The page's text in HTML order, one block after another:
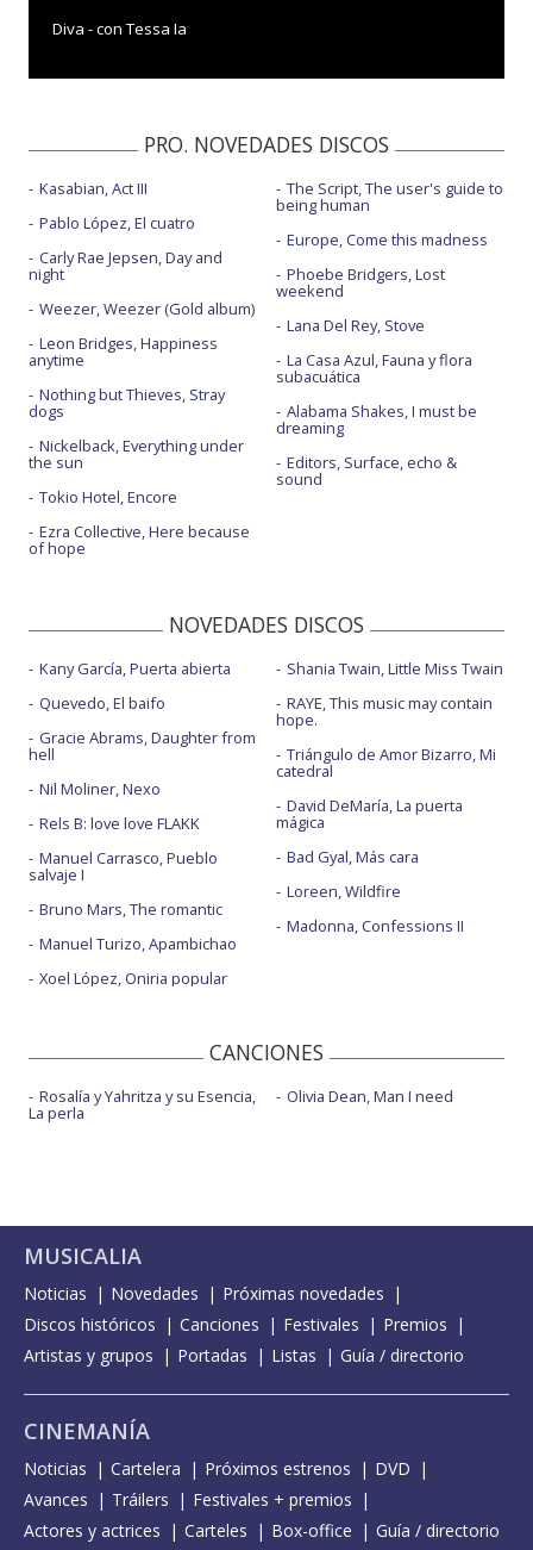
Diva - con Tessa Ia
Histéricos - con Leiva
Lo bailado
Lo que se va - con Andrés Cepeda
Mr. Carisma
N.I.T. - con Mikel Izal
Nada para ti - con Francisca Valenzuela
No dirás - con Ximena Sariñana
Nostalgia
Ojos diamante
Para la eternidad - con Leonel García y Jonaz
Temes
Una vez más
Viendo vemos - con Caloncho
PRO. NOVEDADES DISCOS
Kasabian, Act III
Pablo López, El cuatro
Carly Rae Jepsen, Day and
night
Weezer, Weezer (Gold album)
Leon Bridges, Happiness
anytime
Nothing but Thieves, Stray
dogs
Nickelback, Everything under
the sun
Tokio Hotel, Encore
Ezra Collective, Here because
of hope
The Script, The user's guide to
being human
Europe, Come this madness
Phoebe Bridgers, Lost
weekend
Lana Del Rey, Stove
La Casa Azul, Fauna y flora
subacuática
Alabama Shakes, I must be
dreaming
Editors, Surface, echo &
sound
NOVEDADES DISCOS
Kany García, Puerta abierta
Quevedo, El baifo
Gracie Abrams, Daughter from
hell
Nil Moliner, Nexo
Rels B: love love FLAKK
Manuel Carrasco, Pueblo
salvaje I
Bruno Mars, The romantic
Manuel Turizo, Apambichao
Xoel López, Oniria popular
Shania Twain, Little Miss Twain
RAYE, This music may contain
hope.
Triángulo de Amor Bizarro, Mi
catedral
David DeMaría, La puerta
mágica
Bad Gyal, Más cara
Loreen, Wildfire
Madonna, Confessions II
CANCIONES
Rosalía y Yahritza y su Esencia,
La perla
Olivia Dean, Man I need
MUSICALIA
Noticias Novedades
Próximas novedades
Discos históricos
Canciones Festivales
Premios
Artistas y grupos
Portadas Listas Guía / directorio
CINEMANÍA
Noticias Cartelera Próximos estrenos
DVD
Avances
Tráilers
Festivales + premios
Actores y actrices
Carteles Box-office Guía / directorio